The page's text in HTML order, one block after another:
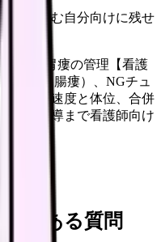
とで読む自分向けに残せ
ーブ・胃瘻の管理【看護
胃瘻・腸瘻）、NGチュ
、注入速度と体位、合併
管理指導まで看護師向け
くある質問